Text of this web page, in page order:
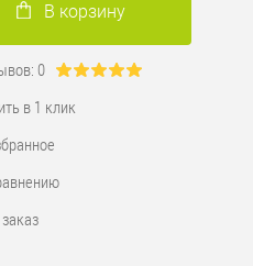
В корзину
0
в 1 клик